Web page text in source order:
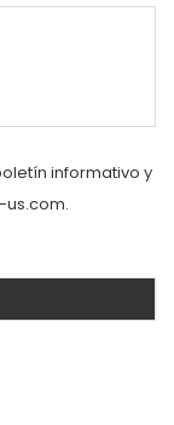
informativo y
us.com.